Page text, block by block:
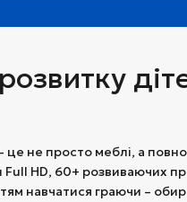
це не просто меблі, а
HD, 60+ розвиваючих
навчатися граючи –